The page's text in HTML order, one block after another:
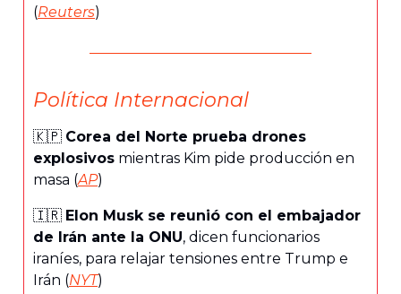
(Reuters)
Política Internacional
🇰🇵 Corea del Norte prueba drones
explosivos mientras Kim pide producción en
masa (AP)
🇮🇷 Elon Musk se reunió con el embajador
de Irán ante la ONU, dicen funcionarios
iraníes, para relajar tensiones entre Trump e
Irán (NYT)